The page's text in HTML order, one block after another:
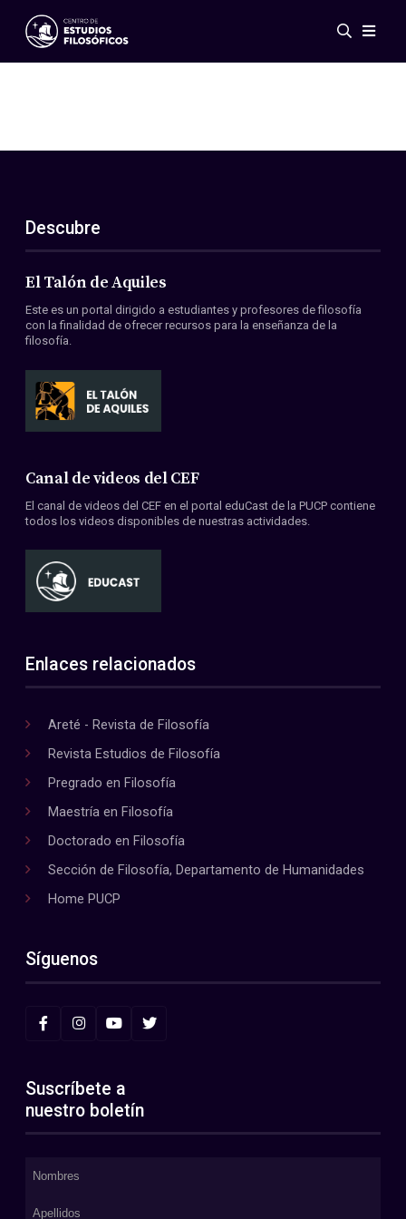
Eventos
ES
EN
Acerca de nosotros
Miembros
Convenios
Descubre
El Talón de Aquiles
Este es un portal dirigido a estudiantes y profesores de filosofía
con la finalidad de ofrecer recursos para la enseñanza de la
filosofía.
Canal de videos del CEF
El canal de videos del CEF en el portal eduCast de la PUCP contiene
todos los videos disponibles de nuestras actividades.
Enlaces relacionados
Areté - Revista de Filosofía
Revista Estudios de Filosofía
Pregrado en Filosofía
Maestría en Filosofía
Doctorado en Filosofía
Sección de Filosofía, Departamento de Humanidades
Home PUCP
Síguenos
Suscríbete a
nuestro boletín